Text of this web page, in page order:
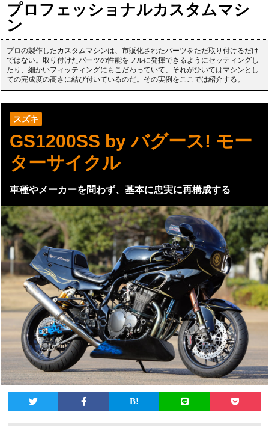
プロフェッショナルカスタムマシ
ン
プロの製作したカスタムマシンは、市販化されたパーツをただ取り付けるだけ
ではない。取り付けたパーツの性能をフルに発揮できるようにセッティングし
たり、細かいフィッティングにもこだわっていて、それがひいてはマシンとし
ての完成度の高さに結び付いているのだ。その実例をここでは紹介する。
スズキ
GS1200SS by バグース! モー
ターサイクル
車種やメーカーを問わず、基本に忠実に再構成する